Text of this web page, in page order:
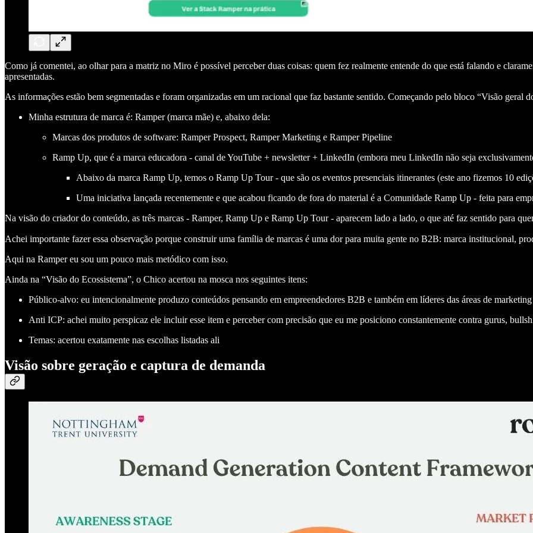
Como já comentei, ao olhar para a matriz no Miro é possível perceber duas coisas: quem fez realmente entende do que está falando e
apresentadas.
As informações estão bem segmentadas e foram organizadas em um racional que faz bastante sentido. Começando pelo bloco “Visão geral
Minha estrutura de marca é: Ramper (marca mãe) e, abaixo dela:
Marcas dos produtos de software: Ramper Prospect, Ramper Marketing e Ramper Pipeline
Ramp Up, que é a marca educadora - canal de YouTube + newsletter + LinkedIn (embora meu LinkedIn não seja
Abaixo da marca Ramp Up, temos o Ramp Up Tour - que são os eventos presenciais itinerantes (este ano fizemos 10
Uma iniciativa lançada recentemente e que acabou ficando de fora do material é a Comunidade Ramp Up - feita para
Na visão do criador do conteúdo, as três marcas - Ramper, Ramp Up e Ramp Up Tour - aparecem lado a lado, o que até faz sentido para
Achei importante fazer essa observação porque construir uma família de marcas é uma dor para muita gente no B2B: marca institucional,
Aqui na Ramper eu sou um pouco mais metódico com isso.
Ainda na “Visão do Ecossistema”, o Chico acertou na mosca nos seguintes itens:
Público-alvo: eu intencionalmente produzo conteúdos pensando em empreendedores B2B e também em líderes das áreas de
Anti ICP: achei muito perspicaz ele incluir esse item e perceber com precisão que eu me posiciono constantemente contra gurus,
Temas: acertou exatamente nas escolhas listadas ali
Visão sobre geração e captura de demanda